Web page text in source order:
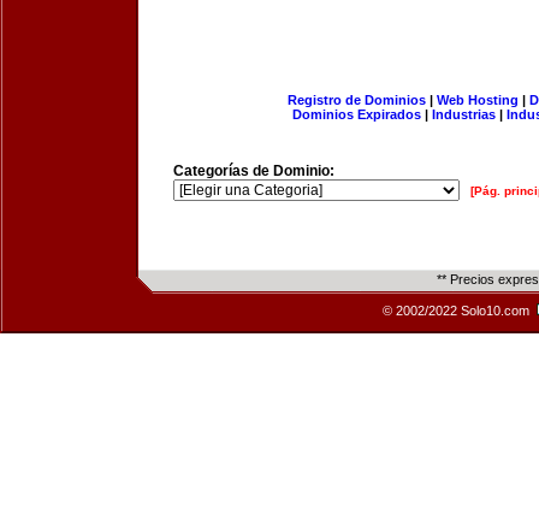
Registro de Dominios| Web Hosting |
Dominios Expirados | Industrias |
Categorías de Dominio:
[Pág.
** Precios
© 2002/2022 Solo10.com